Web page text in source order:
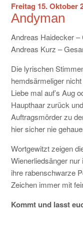
Freitag 15. Oktober
Andyman
Andreas Haidecker –
Andreas Kurz –
Die lyrischen
hemdsärmeliger
Liebe mal auf’s Aug
Haupthaar zurück
Auftragsmörder zu
hier sicher nie
Wortgewitzt zeigen
Wienerliedsänger
ihre rabenschwarze
Zeichen immer mit
Kommt und lasst